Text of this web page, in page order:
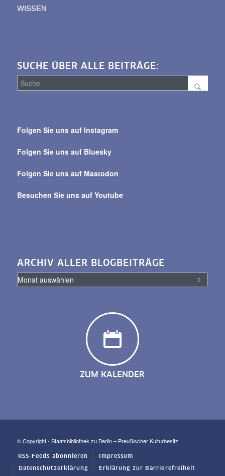
WISSEN
SUCHE ÜBER ALLE BEITRÄGE:
alle
Folgen Sie uns auf Instagram
Folgen Sie uns auf Bluesky
Folgen Sie uns auf Mastodon
Besuchen Sie uns auf Youtube
ARCHIV ALLER BLOGBEITRÄGE
ZUM KALENDER
© Copyright - Staatsbibliothek zu Berlin – Preußischer Kulturbesitz
RSS-Feeds abonnieren Impressum
Datenschutzerklärung Erklärung zur Barrierefreiheit